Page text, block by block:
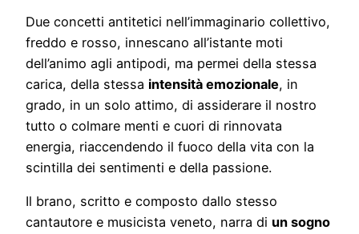
Due concetti antitetici nell’immaginario collettivo,
freddo e rosso, innescano all’istante moti
dell’animo agli antipodi, ma permei della stessa
carica, della stessa intensità emozionale, in
grado, in un solo attimo, di assiderare il nostro
tutto o colmare menti e cuori di rinnovata
energia, riaccendendo il fuoco della vita con la
scintilla dei sentimenti e della passione.
Il brano, scritto e composto dallo stesso
cantautore e musicista veneto, narra di un sogno